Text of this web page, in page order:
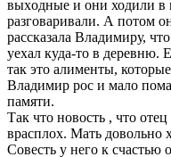
выxoдныe и они ходили в
разговаривали. А потом
рассказала Владимиру,
уехал куда-то в деревню.
так это алименты,
Владимир рос и мало
памяти.
Так что новость , что отец
врасплох. Мать
Совесть у него к счастью